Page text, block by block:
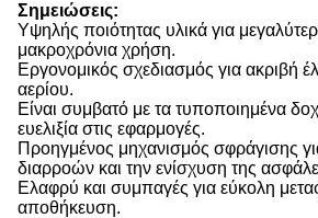
Σημειώσεις:
Υψηλής ποιότητας υλικά για
μακροχρόνια χρήση.
Εργονομικός σχεδιασμός για ακριβή
αερίου.
Είναι συμβατό με τα τυποποιημένα
ευελιξία στις εφαρμογές.
Προηγμένος μηχανισμός σφράγισης
διαρροών και την ενίσχυση της
Ελαφρύ και συμπαγές για εύκολη
αποθήκευση.